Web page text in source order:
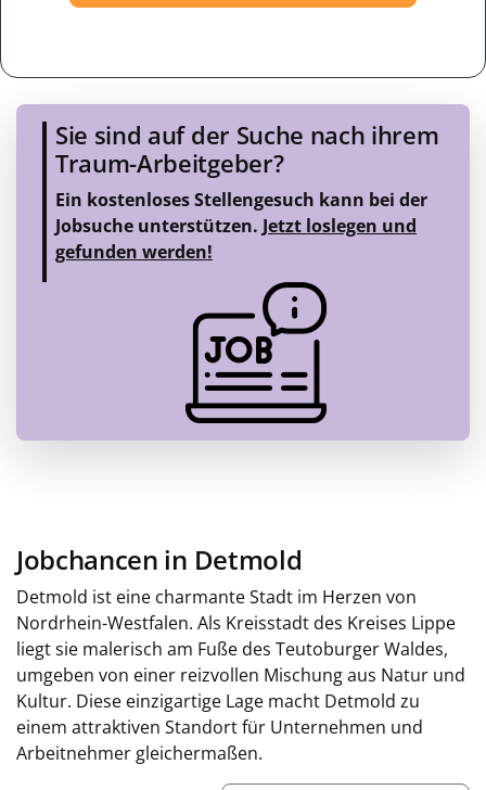
Sie sind auf der Suche nach ihrem
Traum-Arbeitgeber?
Ein kostenloses Stellengesuch kann bei der
Jobsuche unterstützen. Jetzt loslegen und
gefunden werden!
Jobchancen in Detmold
Detmold ist eine charmante Stadt im Herzen von
Nordrhein-Westfalen. Als Kreisstadt des Kreises Lippe
liegt sie malerisch am Fuße des Teutoburger Waldes,
umgeben von einer reizvollen Mischung aus Natur und
Kultur. Diese einzigartige Lage macht Detmold zu
einem attraktiven Standort für Unternehmen und
Arbeitnehmer gleichermaßen.